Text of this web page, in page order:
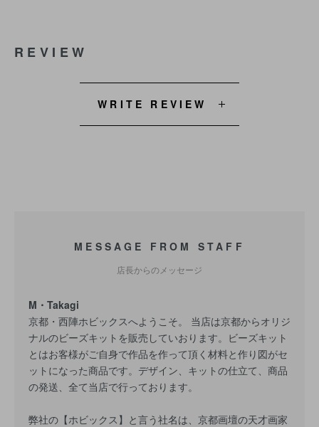
REVIEW
WRITE REVIEW
MESSAGE FROM STAFF
店長からのメッセージ
M・Takagi
京都・西陣ホビックスへようこそ。 当店は京都からオリジ
ナルのビーズキットを販売していおります。ビーズキット
とはお客様がご自身で作品を作って頂く材料と作り図がセ
ットになった商品です。デザイン、キットの仕立て、商品
の発送、全て当店で行っております。
弊社の【ホビックス】と言う社名は、京都画壇の天才画家